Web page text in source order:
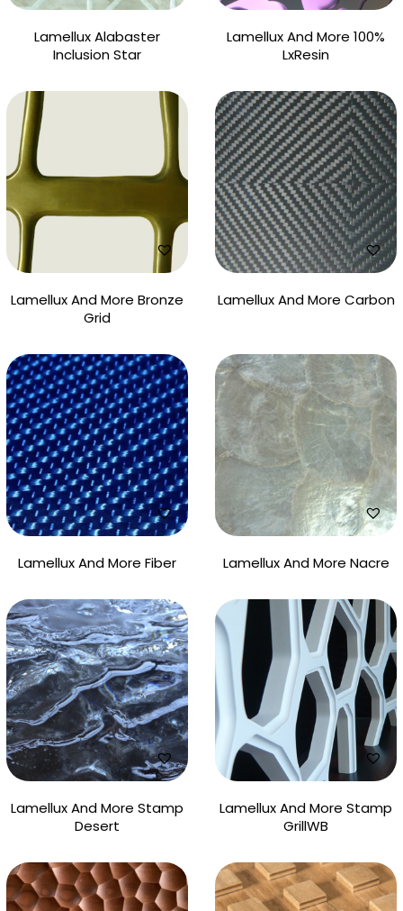
Lamellux Alabaster
Inclusion Star
Lamellux And More 100%
LxResin
Lamellux And More Bronze
Grid
Lamellux And More Carbon
Lamellux And More Fiber Lamellux And More Nacre
Lamellux And More Stamp
Desert
Lamellux And More Stamp
GrillWB